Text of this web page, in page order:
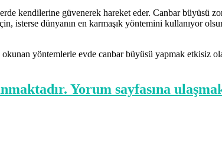
kendilerine güvenerek hareket eder. Canbar büyüsü
isterse dünyanın en karmaşık yöntemini kullanıyor
yöntemlerle evde canbar büyüsü yapmak etkisiz
Yorum sayfasına